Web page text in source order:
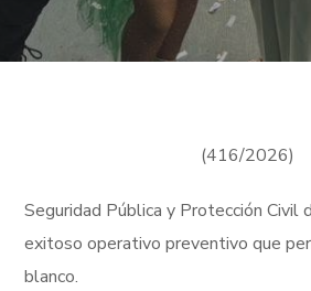
(416/2026)
Seguridad Pública y Protección Civil
exitoso operativo preventivo que
blanco.